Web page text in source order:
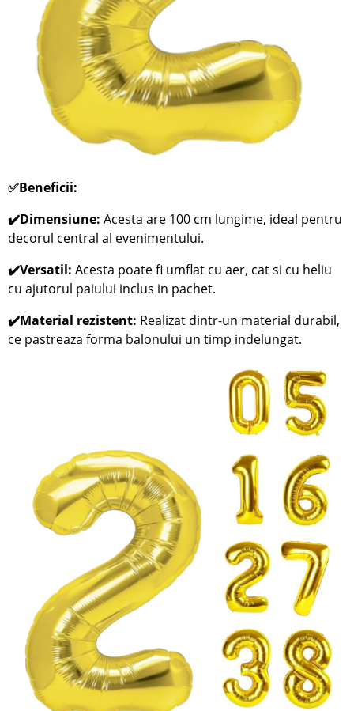
✅Beneficii:
✔️Dimensiune:Acesta are 100 cm lungime, ideal pentru
decorul central al evenimentului.
✔️Versatil:Acesta poate fi umflat cu aer, cat si cu heliu
cu ajutorul paiului inclus in pachet.
✔️Material rezistent: Realizat dintr-un material durabil,
ce pastreaza forma balonului un timp indelungat.